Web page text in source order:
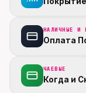
НАЛИЧНЫЕ И
Оплата
ЧАЕВЫЕ
Когда и